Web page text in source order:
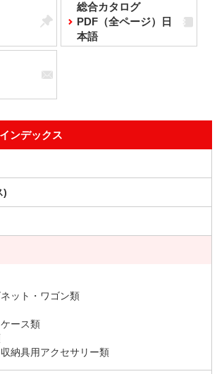
総合カタログ
PDF（全ページ）日
本語
ンデックス
)
ット・ワゴン類
ース類
納具用アクセサリー類